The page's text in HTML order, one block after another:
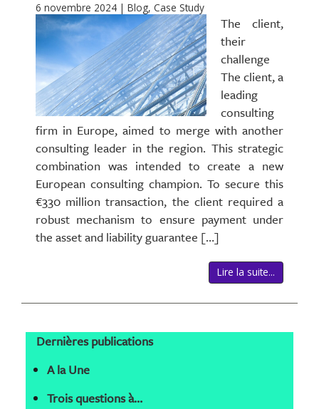
6 novembre 2024 | Blog, Case Study
The client,
their
challenge
The client, a
leading
consulting
firm in Europe, aimed to merge with another
consulting leader in the region. This strategic
combination was intended to create a new
European consulting champion. To secure this
€330 million transaction, the client required a
robust mechanism to ensure payment under
the asset and liability guarantee […]
Lire la suite...
Dernières publications
A la Une
Trois questions à…